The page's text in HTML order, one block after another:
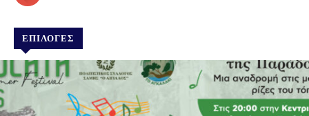
ΕΠΙΛΟΓΕΣ